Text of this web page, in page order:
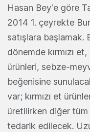
Hasan Bey'e göre
2014 1. çeyrekte
satışlara başlamak.
dönemde kırmızı
ürünleri, sebze-
beğenisine
var; kırmızı et
üretilirken diğer
tedarik edilecek.